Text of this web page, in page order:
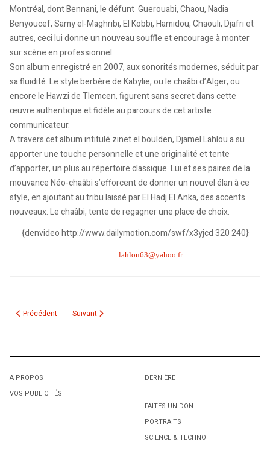
Montréal, dont Bennani, le défunt Guerouabi, Chaou, Nadia
Benyoucef, Samy el-Maghribi, El Kobbi, Hamidou, Chaouli, Djafri et
autres, ceci lui donne un nouveau souffle et encourage à monter
sur scène en professionnel.
Son album enregistré en 2007, aux sonorités modernes, séduit par
sa fluidité. Le style berbère de Kabylie, ou le chaâbi d’Alger, ou
encore le Hawzi de Tlemcen, figurent sans secret dans cette
œuvre authentique et fidèle au parcours de cet artiste
communicateur.
A travers cet album intitulé zinet el boulden, Djamel Lahlou a su
apporter une touche personnelle et une originalité et tente
d’apporter, un plus au répertoire classique. Lui et ses paires de la
mouvance Néo-chaâbi s’efforcent de donner un nouvel élan à ce
style, en ajoutant au tribu laissé par El Hadj El Anka, des accents
nouveaux. Le chaâbi, tente de regagner une place de choix.
{denvideo http://www.dailymotion.com/swf/x3yjcd 320 240}
lahlou63@yahoo.fr
Article précédent : Mohamed Saci et son orchestre (Chaâbi et Andalous)
Précédent Article suivant : Seghira Bouhaddi, la voix d'or d’une
Suivant
A PROPOS
VOS PUBLICITÉS
DERNIÈRE
FAITES UN DON
PORTRAITS
SCIENCE & TECHNO